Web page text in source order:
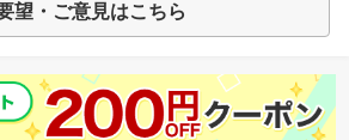
望・ご意見はこちら